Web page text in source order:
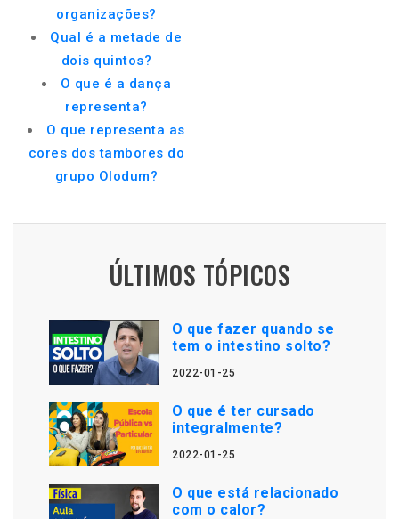
organizações?
Qual é a metade de
dois quintos?
O que é a dança
representa?
O que representa as
cores dos tambores do
grupo Olodum?
ÚLTIMOS TÓPICOS
O que fazer quando se
tem o intestino solto?
2022-01-25
O que é ter cursado
integralmente?
2022-01-25
O que está relacionado
com o calor?